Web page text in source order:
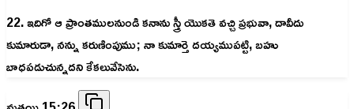
22. ఇదిగో ఆ ప్రాంతములనుండి కనాను స్త్రీ యొకతె వచ్చి ప్రభువా, దావీదు
కుమారుడా, నన్ను కరుణింపుము; నా కుమార్తె దయ్యముపట్టి, బహు
బాధపడుచున్నదని కేకలువేసెను.